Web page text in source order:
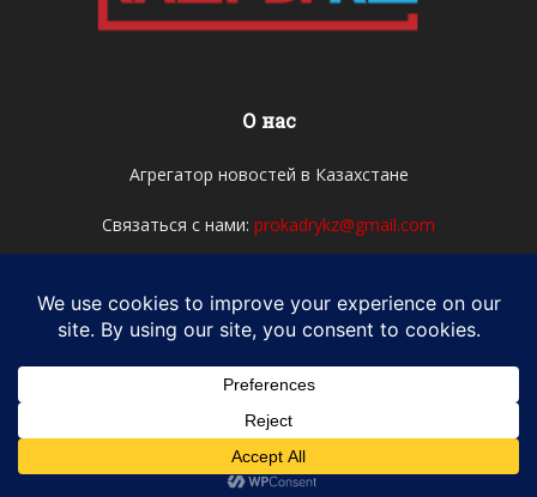
О нас
Агрегатор новостей в Казахстане
Связаться с нами: prokadrykz@gmail.com
Мы в соцсетях
© Newspaper WordPress Theme by TagDiv